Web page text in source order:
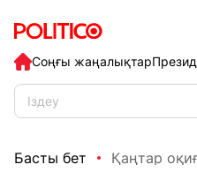
Соңғы жаңалықтар
Басты бет Қаңтар